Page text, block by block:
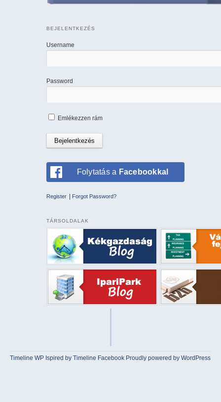
BEJELENTKEZÉS
Username
Password
Emlékezzen rám
Folytatás a Facebookkal
Register Forgot Password?
TÁRSOLDALAK
Timeline WP Ispired byTimeline Facebook Proudly powered by WordPress